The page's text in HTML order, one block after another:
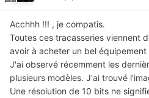
Acchhh !!! , je compatis.
Toutes ces tracasseries viennent
avoir à acheter un bel équipement
J'ai observé récemment les
plusieurs modèles. J'ai trouvé
Une résolution de 10 bits ne